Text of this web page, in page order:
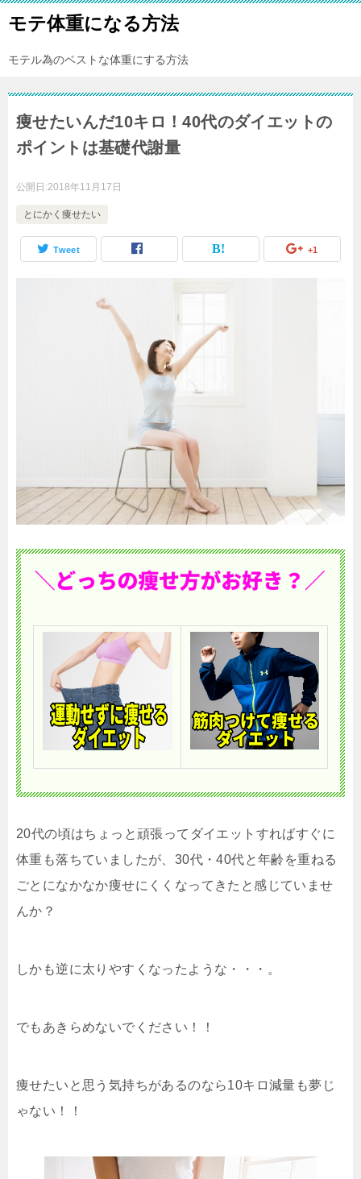
モテ体重になる方法
モテル為のベストな体重にする方法
痩せたいんだ10キロ！40代のダイエットの
ポイントは基礎代謝量
公開日:2018年11月17日
とにかく痩せたい
Tweet +1
20代の頃はちょっと頑張ってダイエットすればすぐに
体重も落ちていましたが、30代・40代と年齢を重ねる
ごとになかなか痩せにくくなってきたと感じていませ
んか？
しかも逆に太りやすくなったような・・・。
でもあきらめないでください！！
痩せたいと思う気持ちがあるのなら10キロ減量も夢じ
ゃない！！